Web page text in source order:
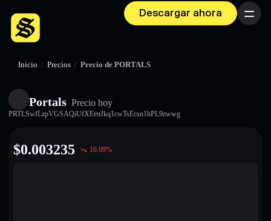
Descargar ahora Menú
Inicio / Precios / Precio de PORTALS
Portals Precio hoy
PRTLSwfLzpVGSAQiUfXEenJkq1cwTsEcsn1hPL9zwwg
$0.003235 16.09%